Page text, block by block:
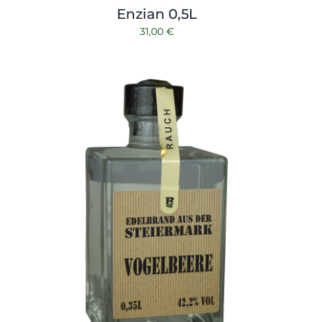
Enzian 0,5L
31,00 €